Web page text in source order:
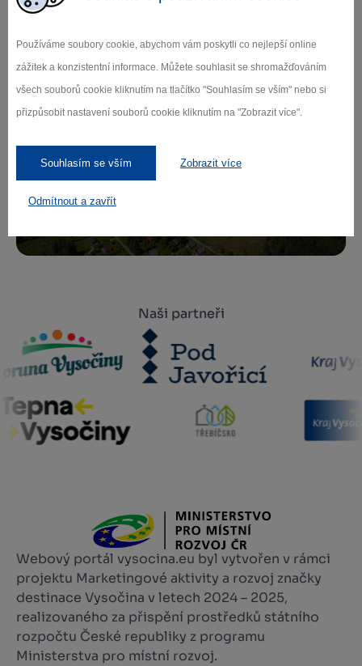
Používáme soubory cookie, abychom vám poskytli co nejlepší online
zážitek a konzistentní informace. Můžete souhlasit se shromažďováním
všech souborů cookie kliknutím na tlačítko "Souhlasím se vším" nebo si
přizpůsobit nastavení souborů cookie kliknutím na "Zobrazit více".
Souhlasím se vším Zobrazit více
Odmítnout a zavřít
Přihlaste se k odběru našeho newsletteru
Záleží nám na ochraně osobních údajů.
Naši partneři
Webový portál vysocina.eu byl vytvořen v rámci
projektu Marketingové aktivity a rozvoj značky
destinace Vysočina v letech 2024 – 2025,
realizovaného za přispění prostředků státního
rozpočtu České republiky z programu
Ministerstva pro místní rozvoj.